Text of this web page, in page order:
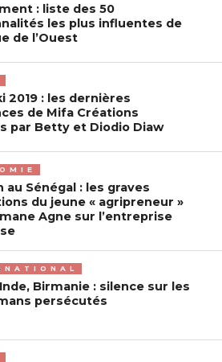
: liste des 50
les plus influentes de
de l’Ouest
2019 : les dernières
de Mifa Créations
par Betty et Diodio Diaw
au Sénégal : les graves
du jeune « agripreneur »
Agne sur l’entreprise
Birmanie : silence sur les
persécutés